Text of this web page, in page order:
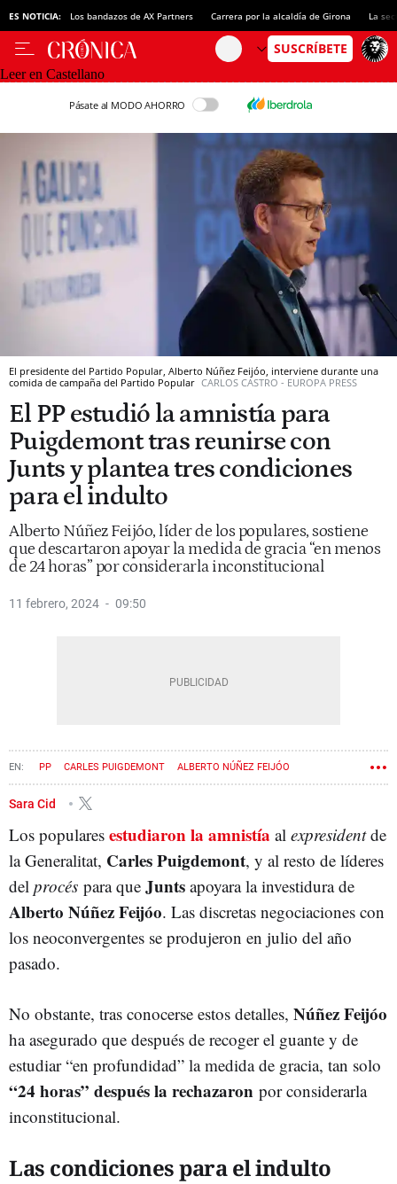
ES NOTICIA: Los bandazos de AX Partners Carrera por la alcaldía de Girona La
Leer en Castellano
Pásate al MODO AHORRO
El presidente del Partido Popular, Alberto Núñez Feijóo, interviene durante una
comida de campaña del Partido Popular CARLOS CASTRO - EUROPA PRESS
El PP estudió la amnistía para
Puigdemont tras reunirse con
Junts y plantea tres condiciones
para el indulto
Alberto Núñez Feijóo, líder de los populares, sostiene
que descartaron apoyar la medida de gracia “en menos
de 24 horas” por considerarla inconstitucional
11 febrero, 2024 09:50
PP CARLES PUIGDEMONT ALBERTO NÚÑEZ FEIJÓO
JUNTS PER CATALUNYA
Sara Cid
Los populares estudiaron la amnistía al expresidentde
la Generalitat, Carles Puigdemont, y al resto de líderes
del procés para que Junts apoyara la investidura de
Alberto Núñez Feijóo. Las discretas negociaciones con
los neoconvergentes se produjeron en julio del año
pasado.
No obstante, tras conocerse estos detalles, Núñez Feijóo
ha asegurado que después de recoger el guante y de
estudiar “en profundidad” la medida de gracia, tan solo
“24 horas” después la rechazaron por considerarla
inconstitucional.
Las condiciones para el indulto